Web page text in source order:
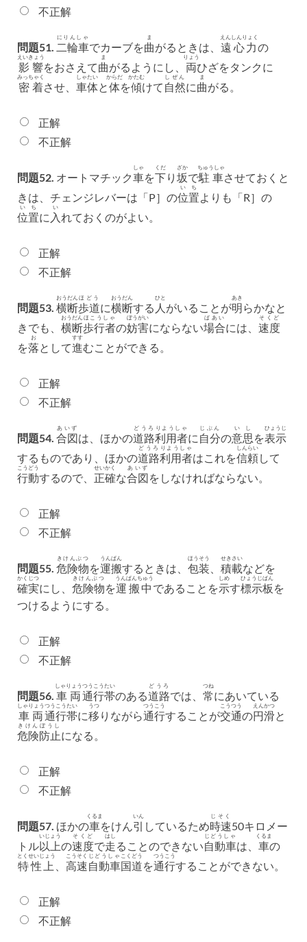
不正解
問題51. 二輪車
にりんしゃ
でカーブを曲
ま
がるときは、 遠心力
えんしんりょく
の
影響
えいきょう
をおさえて曲
ま
がるようにし、 両
りょう
ひざをタンクに
密着
みっちゃく
させ、 車体
しゃたい
と体
からだ
を傾
かたむ
けて 自然
しぜん
に曲
ま
がる。
正解
不正解
問題52. オートマチック車
しゃ
を下
くだ
り 坂
ざか
で駐車
ちゅうしゃ
させておくと
きは、チェンジレバーは「P］の位置
いち
よりも「R］の
位置
いち
に 入
い
れておくのがよい。
正解
不正解
問題53. 横断
おうだん
歩道
ほどう
に横断
おうだん
する 人
ひと
がいることが明
あき
らかなと
きでも、 横断
おうだん
歩行者
ほこうしゃ
の妨害
ぼうがい
にならない場合
ばあい
には、 速度
そくど
を落
お
として進
すす
むことができる。
正解
不正解
問題54. 合図
あいず
は、ほかの道路
どうろ
利用者
りようしゃ
に 自分
じぶん
の意思
いし
を表示
ひょうじ
するものであり、ほかの道路
どうろ
利用者
りようしゃ
はこれを信頼
しんらい
して
行動
こうどう
するので、 正確
せいかく
な合図
あいず
をしなければならない。
正解
不正解
問題55. 危険物
きけんぶつ
を運搬
うんぱん
するときは、 包装
ほうそう
積載
せきさい
などを
確実
かくじつ
にし、 危険物
きけんぶつ
を運搬中
うんぱんちゅう
であることを示
しめ
す標示板
ひょうじばん
を
つけるようにする。
正解
不正解
問題56. 車両
しゃりょう
通行
つうこう
帯
たい
のある道路
どうろ
では、 常
つね
にあいている
車両
しゃりょう
通行
つうこう
帯
たい
に移
うつ
りながら通行
つうこう
することが交通
こうつう
の円滑
えんかつ
と
危険
きけん
防止
ぼうし
になる。
正解
不正解
問題57. ほかの車
くるま
をけん引
いん
しているため時速
じそく
50キロメー
トル以上
いじょう
の速度
そくど
で走
はし
ることのできない自動車
じどうしゃ
は、 車
くるま
の
特性上
とくせいじょう
高速
こうそく
自動車
じどうしゃ
国道
こくどう
を通行
つうこう
することができない。
正解
不正解